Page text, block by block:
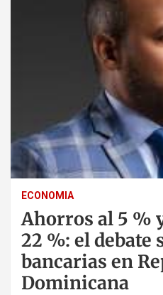
ECONOMIA
Ahorros al 5 %
22 %: el debate
bancarias en
Dominicana